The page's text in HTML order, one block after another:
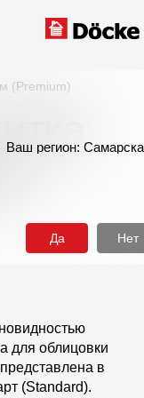
(Premium)
для облицовки
в
(Standard).
Ваш регион:
Да Нет